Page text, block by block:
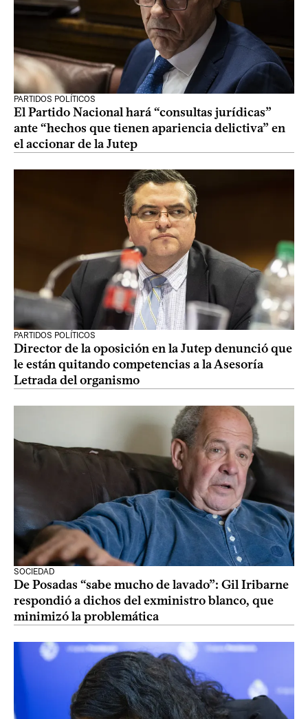
PARTIDOS POLÍTICOS
El Partido Nacional hará “consultas jurídicas”
ante “hechos que tienen apariencia delictiva” en
el accionar de la Jutep
PARTIDOS POLÍTICOS
Director de la oposición en la Jutep denunció que
le están quitando competencias a la Asesoría
Letrada del organismo
SOCIEDAD
De Posadas “sabe mucho de lavado”: Gil Iribarne
respondió a dichos del exministro blanco, que
minimizó la problemática